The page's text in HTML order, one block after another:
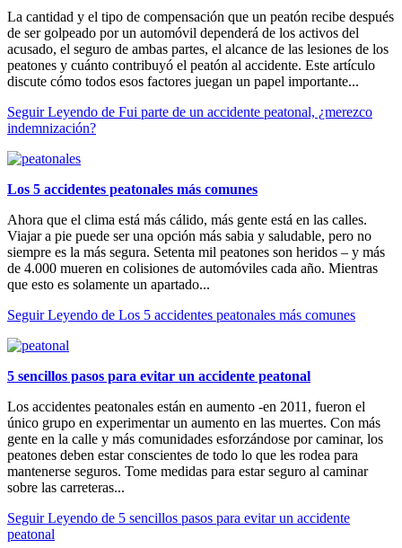
La cantidad y el tipo de compensación que un peatón recibe después
de ser golpeado por un automóvil dependerá de los activos del
acusado, el seguro de ambas partes, el alcance de las lesiones de los
peatones y cuánto contribuyó el peatón al accidente. Este artículo
discute cómo todos esos factores juegan un papel importante...
Seguir Leyendo de Fui parte de un accidente peatonal, ¿merezco
indemnización?
Los 5 accidentes peatonales más comunes
Ahora que el clima está más cálido, más gente está en las calles.
Viajar a pie puede ser una opción más sabia y saludable, pero no
siempre es la más segura. Setenta mil peatones son heridos – y más
de 4.000 mueren en colisiones de automóviles cada año. Mientras
que esto es solamente un apartado...
Seguir Leyendo de Los 5 accidentes peatonales más comunes
5 sencillos pasos para evitar un accidente peatonal
Los accidentes peatonales están en aumento -en 2011, fueron el
único grupo en experimentar un aumento en las muertes. Con más
gente en la calle y más comunidades esforzándose por caminar, los
peatones deben estar conscientes de todo lo que les rodea para
mantenerse seguros. Tome medidas para estar seguro al caminar
sobre las carreteras...
Seguir Leyendo de 5 sencillos pasos para evitar un accidente
peatonal